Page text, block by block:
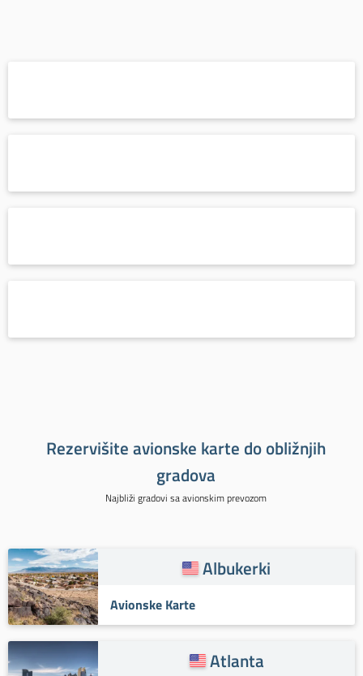
Rezervišite avionske karte do obližnjih
gradova
Najbliži gradovi sa avionskim prevozom
Albukerki
Avionske Karte
Atlanta